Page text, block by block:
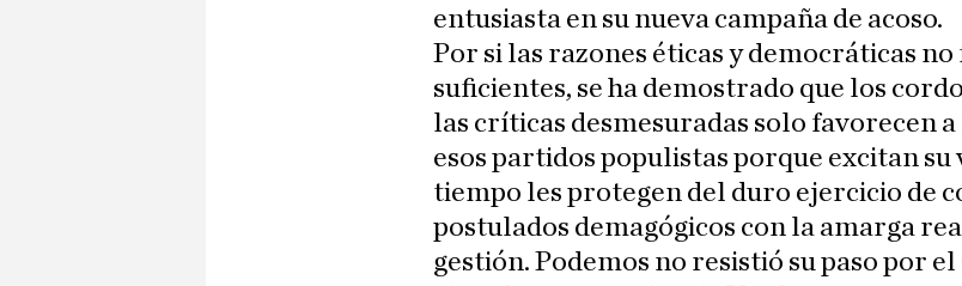
entusiasta en su nueva campaña de acoso.
Por si las razones éticas y democráticas
suficientes, se ha demostrado que los
las críticas desmesuradas solo favorecen
esos partidos populistas porque excitan
tiempo les protegen del duro ejercicio de
postulados demagógicos con la amarga
gestión. Podemos no resistió su paso por